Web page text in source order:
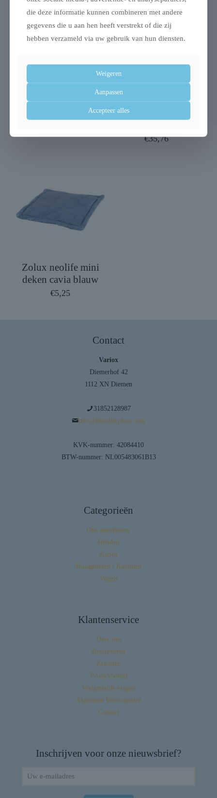
Beaphar geurstop
Snugglesafe
warmteschijf voor
€35,76
Zolux neolife mini
deken cavia blauw
€5,25
Contact
Variox
Diemerhof 42
1112 XN Diemen
31852128987
info@huisdierplaza.com
KVK-nummer: 42084410
BTW-nummer: NL005483061B13
Categorieën
Ons assortiment
Honden
Katten
Knaagdieren / Konijnen
Vogels
Klantenservice
Over ons
Retourneren
Klachten
Privacybeleid
Veelgestelde vragen
Algemene Voorwaarden
Contact
Inschrijven voor onze nieuwsbrief?
die deze informatie kunnen combineren met andere
gegevens die u aan hen heeft verstrekt of die zij
hebben verzameld via uw gebruik van hun diensten.
Weigeren
Aanpassen
Accepteer alles